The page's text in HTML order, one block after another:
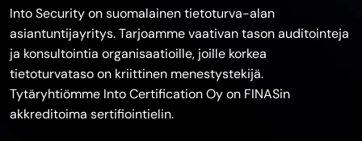
Into Security on suomalainen tietoturva-alan
asiantuntijayritys. Tarjoamme vaativan tason auditointeja
ja konsultointia organisaatioille, joille korkea
tietoturvataso on kriittinen menestystekijä.
Tytäryhtiömme Into Certification Oy on FINASin
akkreditoima sertifiointielin.